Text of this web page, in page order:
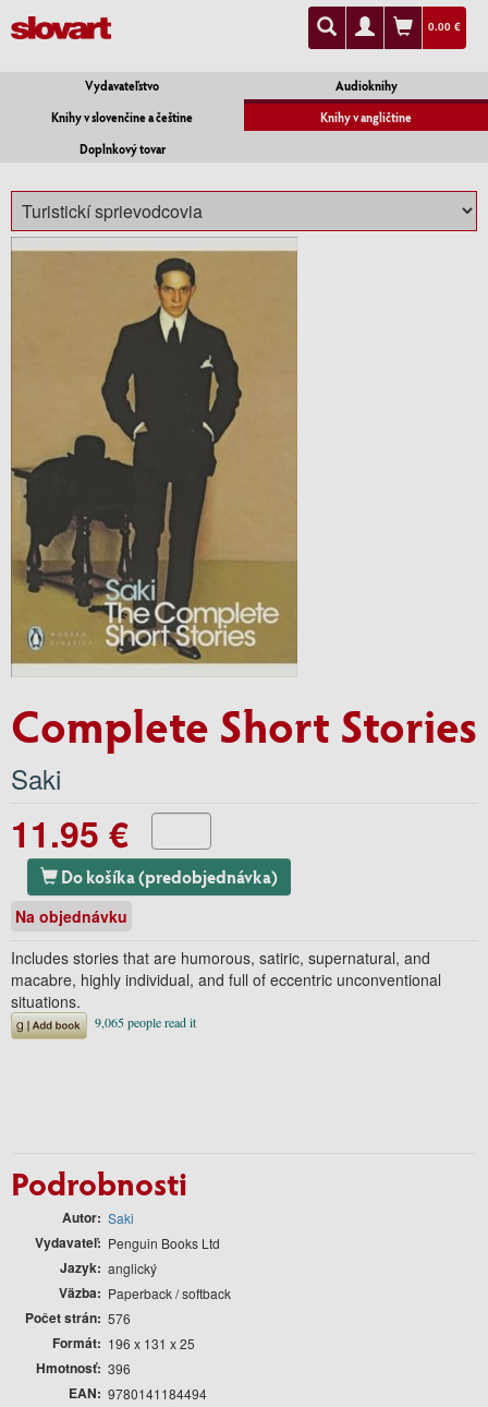
0.00 €
Vydavateľstvo
Audioknihy
Knihy v slovenčine a češtine
Knihy v angličtine
Doplnkový tovar
Complete Short Stories
Saki
11.95 €
Do košíka (predobjednávka)
Na objednávku
Includes stories that are humorous, satiric, supernatural, and
macabre, highly individual, and full of eccentric unconventional
situations.
Podrobnosti
Autor Saki
Vydavateľ Penguin Books Ltd
Jazyk anglický
Väzba Paperback / softback
Počet strán 576
Formát 196 x 131 x 25
Hmotnosť 396
EAN 9780141184494